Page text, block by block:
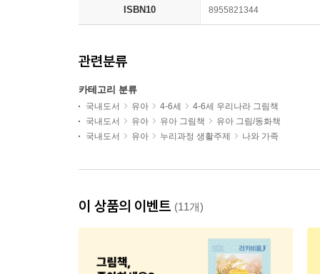
ISBN10 8955821344
관련분류
카테고리 분류
국내도서 유아 4-6세
4-6세 우리나라 그림책
국내도서
유아 유아 그림책
유아 그림/동화책
국내도서
유아 누리과정 생활주제 나와 가족
이 상품의 이벤트 (11개)